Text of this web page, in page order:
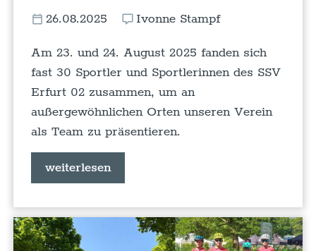
26.08.2025 Ivonne Stampf
Am 23. und 24. August 2025 fanden sich
fast 30 Sportler und Sportlerinnen des SSV
Erfurt 02 zusammen, um an
außergewöhnlichen Orten unseren Verein
als Team zu präsentieren.
weiterlesen